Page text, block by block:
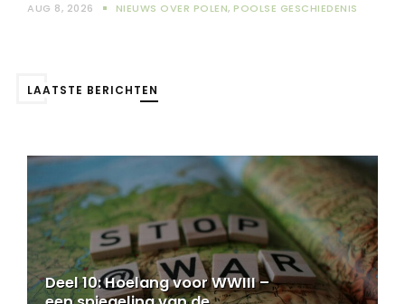
AUG 8, 2026 NIEUWS OVER POLEN, POOLSE GESCHIEDENIS
LAATSTE BERICHTEN
–
Deel 11: Hoelang voor WWIII –